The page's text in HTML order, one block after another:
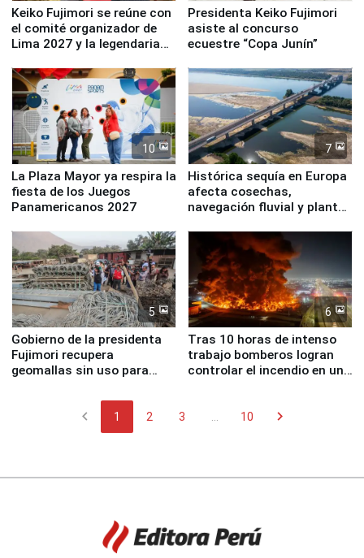
Keiko Fujimori se reúne con
el comité organizador de
Lima 2027 y la legendaria
Presidenta Keiko Fujimori
asiste al concurso
ecuestre “Copa Junín”
10
La Plaza Mayor ya respira la
fiesta de los Juegos
Panamericanos 2027
7
Histórica sequía en Europa
afecta cosechas,
navegación fluvial y plantas
5
Gobierno de la presidenta
Fujimori recupera
geomallas sin uso para
Fenómeno El Niño
6
Tras 10 horas de intenso
trabajo bomberos logran
controlar el incendio en una
chevron_left 1 2 3 10 chevron_right